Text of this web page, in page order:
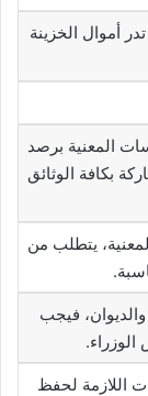
أموال الخزينة
المعنية برصد
بكافة الوثائق
يتطلب من
فيجب
اللازمة لحفظ